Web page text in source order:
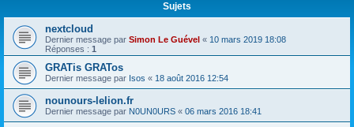
Sujets
nextcloud
Dernier message par Simon Le Guével « 10 mars 2019 18:08
Réponses : 1
GRATis GRATos
Dernier message par Isos « 18 août 2016 12:54
nounours-lelion.fr
Dernier message par N0UN0URS « 06 mars 2016 18:41